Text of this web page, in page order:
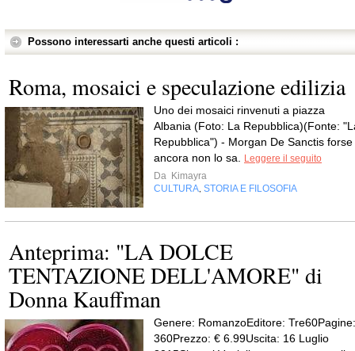
Possono interessarti anche questi articoli :
Roma, mosaici e speculazione edilizia
Uno dei mosaici rinvenuti a piazza
Albania (Foto: La Repubblica)(Fonte:
Repubblica") - Morgan De Sanctis forse
ancora non lo sa.
Leggere il seguito
Da Kimayra
CULTURA STORIA E FILOSOFIA
Anteprima: "LA DOLCE
TENTAZIONE DELL'AMORE" di
Donna Kauffman
Genere: RomanzoEditore: Tre60Pagine:
360Prezzo: € 6.99Uscita: 16 Luglio